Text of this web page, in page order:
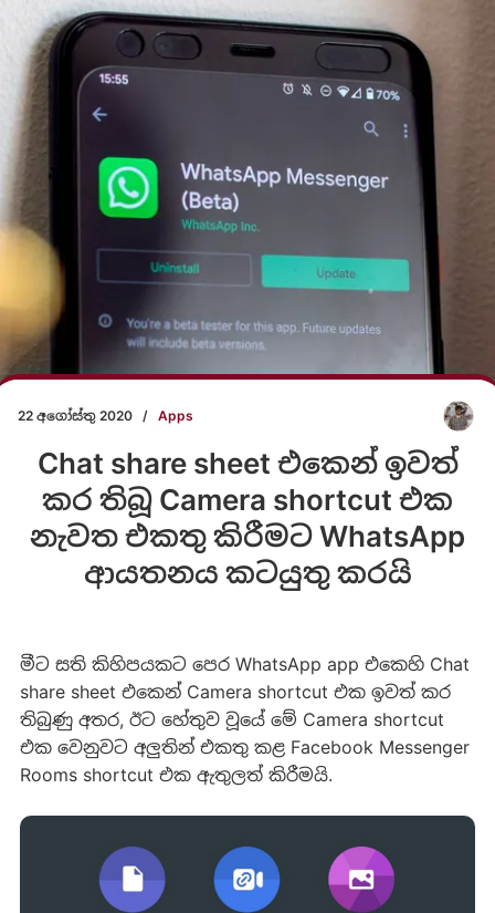
22 අගෝස්තු 2020 / Apps
Chat share sheet එකෙන් ඉවත්
කර තිබූ Camera shortcut එක
නැවත එකතු කිරීමට WhatsApp
ආයතනය කටයුතු කරයි
මීට සති කිහිපයකට පෙර WhatsApp app එකෙහි Chat
share sheet එකෙන් Camera shortcut එක ඉවත් කර
තිබුණු අතර, ඊට හේතුව වූයේ මේ Camera shortcut
එක වෙනුවට අලුතින් එකතු කළ Facebook Messenger
Rooms shortcut එක ඇතුලත් කිරීමයි.